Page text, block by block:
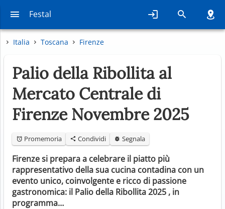
Festal
Italia Toscana Firenze
Palio della Ribollita al
Mercato Centrale di
Firenze Novembre 2025
Promemoria Condividi Segnala
Firenze si prepara a celebrare il piatto più
rappresentativo della sua cucina contadina con un
evento unico, coinvolgente e ricco di passione
gastronomica: il Palio della Ribollita 2025 , in
programma…